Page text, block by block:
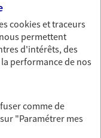
chapitre de
Découvrez
Retraite)
que celles de
santé qui
cookies et traceurs
permettent
d'intérêts, des
performance de nos
comme de
"Paramétrer mes